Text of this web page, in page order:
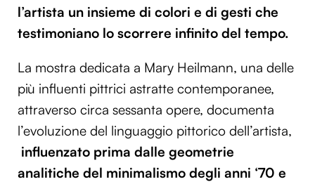
l’artista un insieme di colori e di gesti che
testimoniano lo scorrere infinito del tempo.
La mostra dedicata a Mary Heilmann, una delle
più influenti pittrici astratte contemporanee,
attraverso circa sessanta opere, documenta
l’evoluzione del linguaggio pittorico dell’artista,
influenzato prima dalle geometrie
analitiche del minimalismo degli anni ‘70 e